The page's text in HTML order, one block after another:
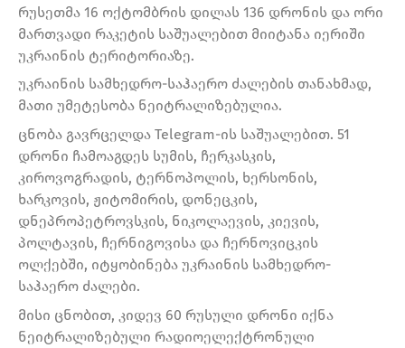
რუსეთმა 16 ოქტომბრის დილას 136 დრონის და ორი
მართვადი რაკეტის საშუალებით მიიტანა იერიში
უკრაინის ტერიტორიაზე.
უკრაინის სამხედრო-საჰაერო ძალების თანახმად,
მათი უმეტესობა ნეიტრალიზებულია.
ცნობა გავრცელდა Telegram-ის საშუალებით. 51
დრონი ჩამოაგდეს სუმის, ჩერკასკის,
კიროვოგრადის, ტერნოპოლის, ხერსონის,
ხარკოვის, ჟიტომირის, დონეცკის,
დნეპროპეტროვსკის, ნიკოლაევის, კიევის,
პოლტავის, ჩერნიგოვისა და ჩერნოვიცკის
ოლქებში, იტყობინება უკრაინის სამხედრო-
საჰაერო ძალები.
მისი ცნობით, კიდევ 60 რუსული დრონი იქნა
ნეიტრალიზებული რადიოელექტრონული